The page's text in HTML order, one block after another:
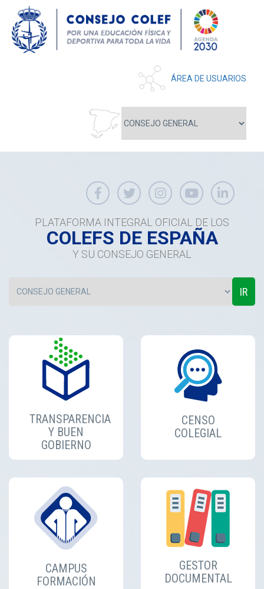
ÁREA DE USUARIOS
PLATAFORMA INTEGRAL OFICIAL DE LOS
COLEFS DE ESPAÑA
Y SU CONSEJO GENERAL
IR
TRANSPARENCIA
Y BUEN
GOBIERNO
CENSO
COLEGIAL
CAMPUS
FORMACIÓN
GESTOR
DOCUMENTAL